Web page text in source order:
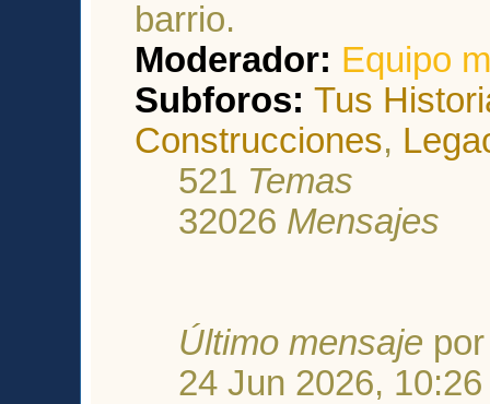
barrio.
Moderador: Equipo
Subforos:Tus
Construcciones,
521 Temas
32026 Mensajes
Último mensaje
24 Jun 2026, 10:26